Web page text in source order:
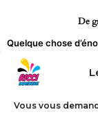
Vous vous
De
Quelque chose